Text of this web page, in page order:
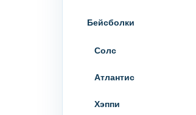
Бейсболки
Солс
Атлантис
Хэппи